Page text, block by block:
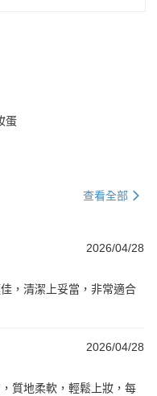
蛋
查看全部
2026/04/28
，清潔上妥當，非常適合
2026/04/28
質地柔軟，輕鬆上妝，每